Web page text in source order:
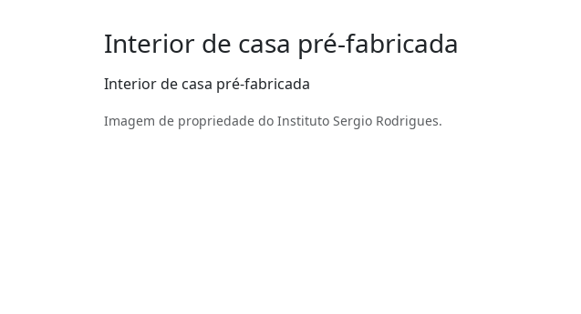
Interior de casa pré-fabricada
Interior de casa pré-fabricada
Imagem de propriedade do Instituto Sergio Rodrigues.